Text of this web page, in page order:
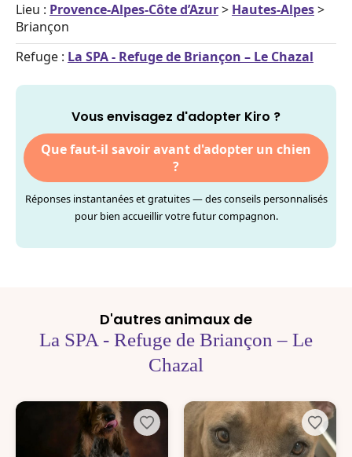
Lieu : Provence-Alpes-Côte d’Azur> Hautes-Alpes>
Briançon
Refuge : La SPA - Refuge de Briançon – Le Chazal
Vous envisagez d'adopter Kiro ?
Que faut-il savoir avant d'adopter un chien
?
Réponses instantanées et gratuites — des conseils personnalisés
pour bien accueillir votre futur compagnon.
D'autres animaux de
La SPA - Refuge de Briançon – Le
Chazal